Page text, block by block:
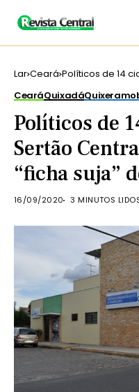
Lar Ceará Políticos de 14
CearáQuixadá
Políticos de
Sertão
“ficha suja”
16/09/2020 3 MINUTOS